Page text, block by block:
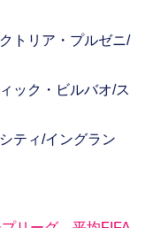
トリア・プルゼニ/
ック・ビルバオ/ス
ティ/イングラン